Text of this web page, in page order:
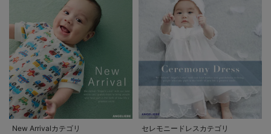
New Arrivalカテゴリ セレモニードレスカテゴリ